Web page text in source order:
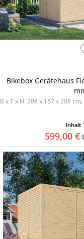
Bikebox Gerätehaus
B x T x H: 208 x 157 x 208
Inhalt
599,00 €